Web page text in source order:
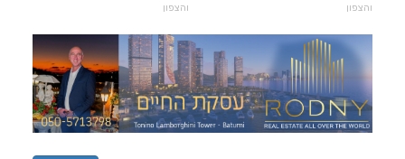
והצפון
והצפון